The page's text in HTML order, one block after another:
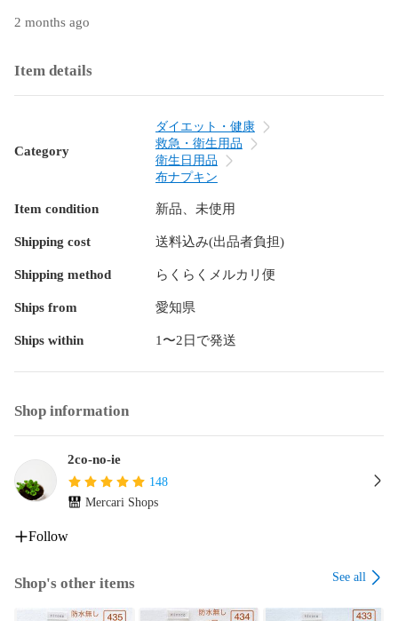
性（綿カス）です(*^^*)
布ライナー19cmと同じサイズのため、区別するためにスタン
プタグを付けております。
（タグはランダムです）
て頂きます。
ハンドメイド品；以下の点に注意して作製しています。
✳︎  洗濯時の縮みを少なくするためネル生地とダブルガーゼは
✳︎  型崩れを少なくするために布目に沿って裁断しています。
よろしくお願いします♪♪♪
ーーーーーーーーーーーーーーーーーーーー
nicoco布ナプキン
布ナプキン
布ライナー
温活
2co-no-ie
2 months ago
Item details
Category
ダイエット・健康
救急・衛生用品
衛生日用品
布ナプキン
Item condition 新品、未使用
Shipping cost 送料込み(出品者負担)
Shipping method らくらくメルカリ便
Ships from 愛知県
Ships within 1〜2日で発送
Shop information
2co-no-ie
148
Mercari Shops
Follow
Shop's other items See all